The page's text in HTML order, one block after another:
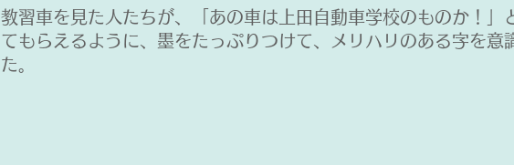
教習車を見た人たちが、「あの車は上田自動車学校のものか！」
てもらえるように、墨をたっぷりつけて、メリハリのある字を意
た。